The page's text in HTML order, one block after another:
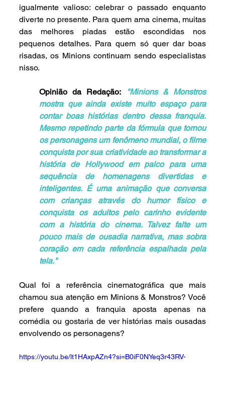
igualmente valioso: celebrar o passado enquanto
diverte no presente. Para quem ama cinema, muitas
das melhores piadas estão escondidas nos
pequenos detalhes. Para quem só quer dar boas
risadas, os Minions continuam sendo especialistas
nisso.
Opinião da Redação: "Minions & Monstros
mostra que ainda existe muito espaço para
contar boas histórias dentro dessa franquia.
Mesmo repetindo parte da fórmula que tornou
os personagens um fenômeno mundial, o filme
conquista por sua criatividade ao transformar a
história de Hollywood em palco para uma
sequência de homenagens divertidas e
inteligentes. É uma animação que conversa
com crianças através do humor físico e
conquista os adultos pelo carinho evidente
com a história do cinema. Talvez falte um
pouco mais de ousadia narrativa, mas sobra
coração em cada referência espalhada pela
tela."
Qual foi a referência cinematográfica que mais
chamou sua atenção em Minions & Monstros? Você
prefere quando a franquia aposta apenas na
comédia ou gostaria de ver histórias mais ousadas
envolvendo os personagens?
https://youtu.be/lt1HAxpAZn4?si=B0iF0NYeq3r43RV-